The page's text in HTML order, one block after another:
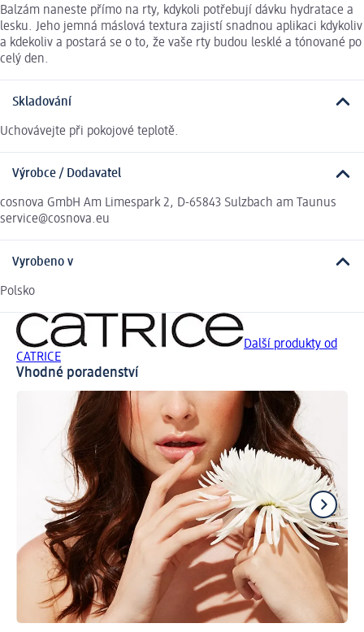
Balzám naneste přímo na rty, kdykoli potřebují dávku hydratace a
lesku. Jeho jemná máslová textura zajistí snadnou aplikaci kdykoliv
a kdekoliv a postará se o to, že vaše rty budou lesklé a tónované po
celý den.
Skladování
Uchovávejte při pokojové teplotě.
Výrobce / Dodavatel
cosnova GmbH Am Limespark 2, D-65843 Sulzbach am Taunus
service@cosnova.eu
Vyrobeno v
Polsko
Další produkty od
CATRICE
Vhodné poradenství